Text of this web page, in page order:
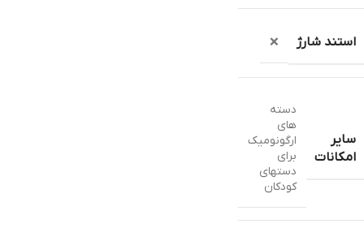
استند شارژ ❌
سایر
امکانات
دسته
های
ارگونومیک
برای
دستهای
کودکان